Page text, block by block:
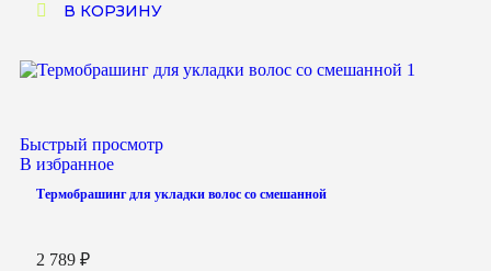
В КОРЗИНУ
Быстрый просмотр
В избранное
Термобрашинг для укладки волос со смешанной
2 789 ₽